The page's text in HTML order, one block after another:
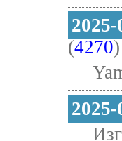
(4270)